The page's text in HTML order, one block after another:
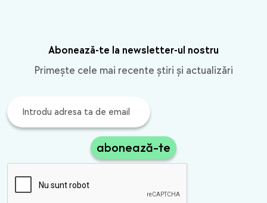
Abonează-te la newsletter-ul nostru
Primește cele mai recente știri și actualizări
abonează-te